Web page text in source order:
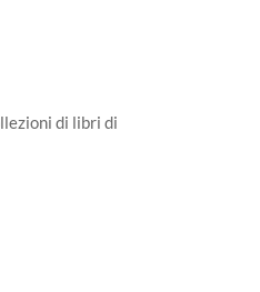
di libri di